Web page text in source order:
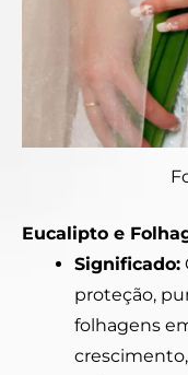
Eucalipto e
Significado:
proteção,
folhagens